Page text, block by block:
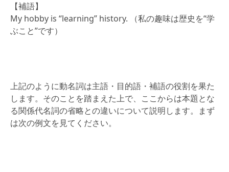
【補語】
My hobby is “learning” history. （私の趣味は歴史を“学
ぶこと”です）
上記のように動名詞は主語・目的語・補語の役割を果た
します。そのことを踏まえた上で、ここからは本題とな
る関係代名詞の省略との違いについて説明します。まず
は次の例文を見てください。